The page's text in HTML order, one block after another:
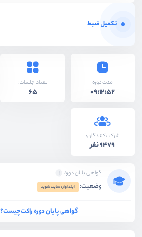
تکمیل ضبط
مدت دوره
09:12:52
تعداد جلسات:
65
شرکت‌کنندگان:
9479 نفر
گواهی پایان دوره
وضعیت: ابتدا وارد سایت شوید
گواهی پایان دوره راکت چیست؟